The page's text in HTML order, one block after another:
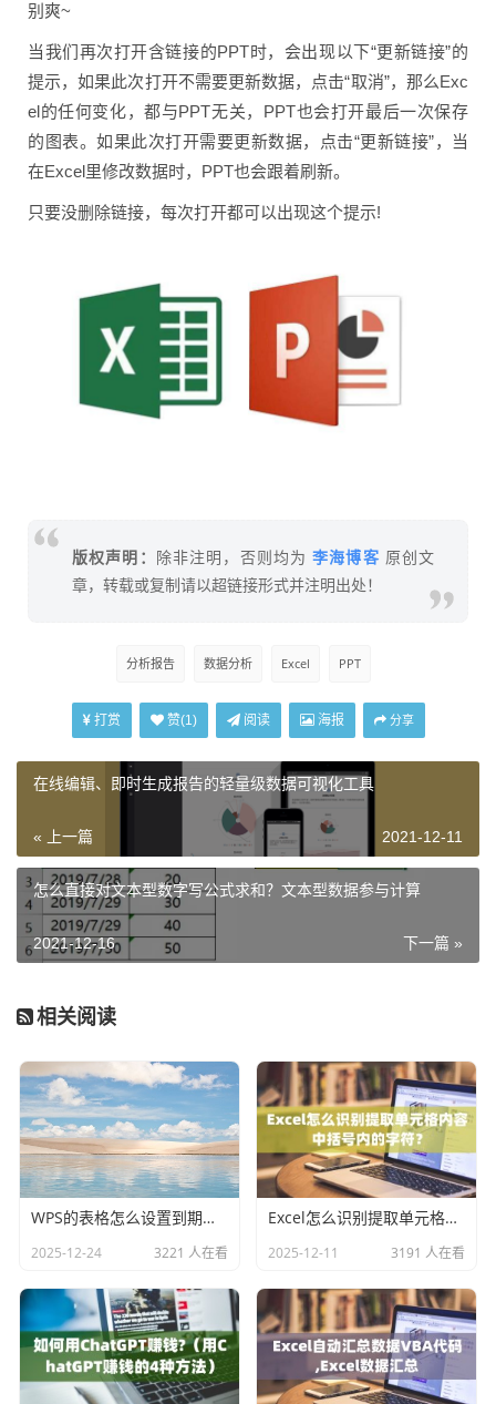
别爽~
当我们再次打开含链接的PPT时，会出现以下“更新链接”的
提示，如果此次打开不需要更新数据，点击“取消”，那么Exc
el的任何变化，都与PPT无关，PPT也会打开最后一次保存
的图表。如果此次打开需要更新数据，点击“更新链接”，当
在Excel里修改数据时，PPT也会跟着刷新。
只要没删除链接，每次打开都可以出现这个提示!
版权声明： 除非注明，否则均为 李海博客 原创文
章，转载或复制请以超链接形式并注明出处！
分析报告 数据分析 Excel PPT
打赏 赞(1) 阅读 海报 分享
在线编辑、即时生成报告的轻量级数据可视化工具
« 上一篇 2021-12-11
怎么直接对文本型数字写公式求和？文本型数据参与计算
下一篇 »
2021-12-16
相关阅读
WPS的表格怎么设置到期自动删除？Excel表格怎么设置到期自动删除？
2025-12-24 3221 人在看
Excel怎么识别提取单元格内容中括号内的字符？
2025-12-11 3191 人在看